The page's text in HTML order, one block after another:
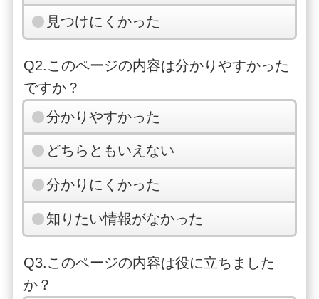
見つけにくかった
Q2.このページの内容は分かりやすかった
ですか？
分かりやすかった
どちらともいえない
分かりにくかった
知りたい情報がなかった
Q3.このページの内容は役に立ちました
か？